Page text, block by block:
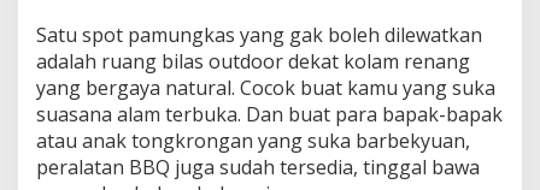
Satu spot pamungkas yang gak boleh dilewatkan
adalah ruang bilas outdoor dekat kolam renang
yang bergaya natural. Cocok buat kamu yang suka
suasana alam terbuka. Dan buat para bapak-bapak
atau anak tongkrongan yang suka barbekyuan,
peralatan BBQ juga sudah tersedia, tinggal bawa